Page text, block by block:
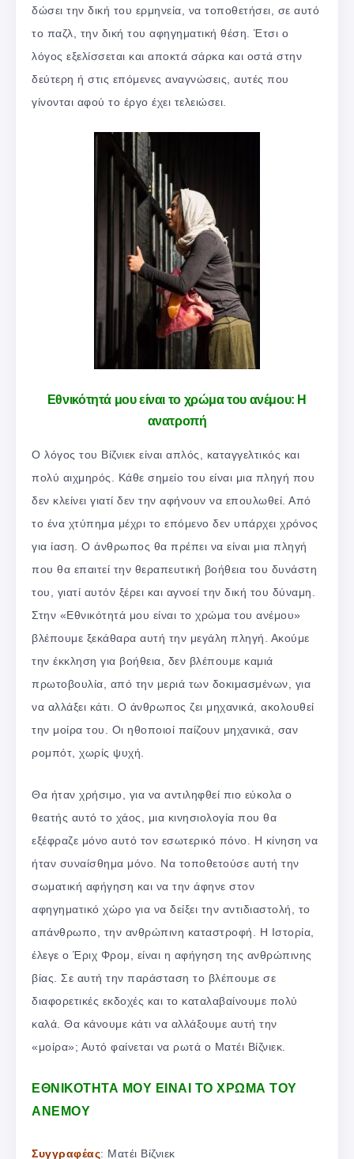
δώσει την δική του ερμηνεία, να τοποθετήσει, σε αυτό
το παζλ, την δική του αφηγηματική θέση. Έτσι ο
λόγος εξελίσσεται και αποκτά σάρκα και οστά στην
δεύτερη ή στις επόμενες αναγνώσεις, αυτές που
γίνονται αφού το έργο έχει τελειώσει.
Εθνικότητά μου είναι το χρώμα του ανέμου: Η
ανατροπή
Ο λόγος του Βίζνιεκ είναι απλός, καταγγελτικός και
πολύ αιχμηρός. Κάθε σημείο του είναι μια πληγή που
δεν κλείνει γιατί δεν την αφήνουν να επουλωθεί. Από
το ένα χτύπημα μέχρι το επόμενο δεν υπάρχει χρόνος
για ίαση. Ο άνθρωπος θα πρέπει να είναι μια πληγή
που θα επαιτεί την θεραπευτική βοήθεια του δυνάστη
του, γιατί αυτόν ξέρει και αγνοεί την δική του δύναμη.
Στην «Εθνικότητά μου είναι το χρώμα του ανέμου»
βλέπουμε ξεκάθαρα αυτή την μεγάλη πληγή. Ακούμε
την έκκληση για βοήθεια, δεν βλέπουμε καμιά
πρωτοβουλία, από την μεριά των δοκιμασμένων, για
να αλλάξει κάτι. Ο άνθρωπος ζει μηχανικά, ακολουθεί
την μοίρα του. Οι ηθοποιοί παίζουν μηχανικά, σαν
ρομπότ, χωρίς ψυχή.
Θα ήταν χρήσιμο, για να αντιληφθεί πιο εύκολα ο
θεατής αυτό το χάος, μια κινησιολογία που θα
εξέφραζε μόνο αυτό τον εσωτερικό πόνο. Η κίνηση να
ήταν συναίσθημα μόνο. Να τοποθετούσε αυτή την
σωματική αφήγηση και να την άφηνε στον
αφηγηματικό χώρο για να δείξει την αντιδιαστολή, το
απάνθρωπο, την ανθρώπινη καταστροφή. Η Ιστορία,
έλεγε ο Έριχ Φρομ, είναι η αφήγηση της ανθρώπινης
βίας. Σε αυτή την παράσταση το βλέπουμε σε
διαφορετικές εκδοχές και το καταλαβαίνουμε πολύ
καλά. Θα κάνουμε κάτι να αλλάξουμε αυτή την
«μοίρα»; Αυτό φαίνεται να ρωτά ο Ματέι Βίζνιεκ.
ΕΘΝΙΚΟΤΗΤΑ ΜΟΥ ΕΙΝΑΙ ΤΟ ΧΡΩΜΑ ΤΟΥ
ΑΝΕΜΟΥ
Συγγραφέας: Ματέι Βίζνιεκ